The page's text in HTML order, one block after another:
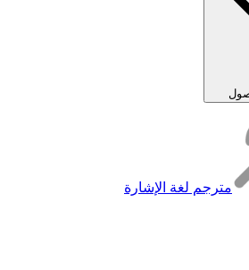
مترجم لغة الإشارة